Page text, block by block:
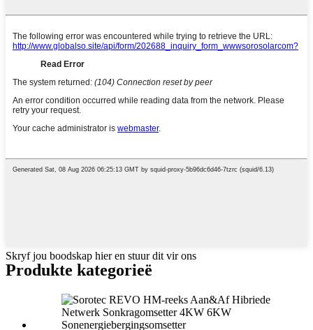
Skryf jou boodskap hier en stuur dit vir ons
Produkte kategorieë